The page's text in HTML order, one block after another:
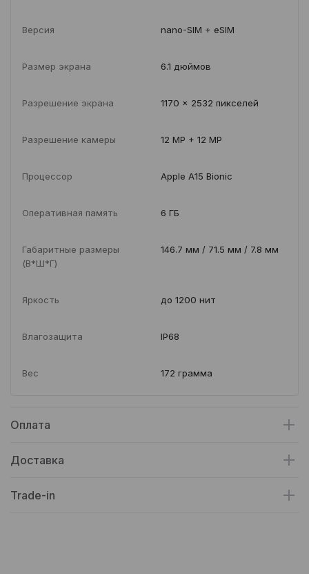
Версия nano-SIM + eSIM
Размер экрана 6.1 дюймов
Разрешение экрана 1170 x 2532 пикселей
Разрешение камеры 12 MP + 12 MP
Процессор Apple A15 Bionic
Оперативная память 6 ГБ
Габаритные размеры
(В*Ш*Г)
146.7 мм / 71.5 мм / 7.8 мм
Яркость до 1200 нит
Влагозащита IP68
Вес 172 грамма
Оплата
Доставка
Trade-in